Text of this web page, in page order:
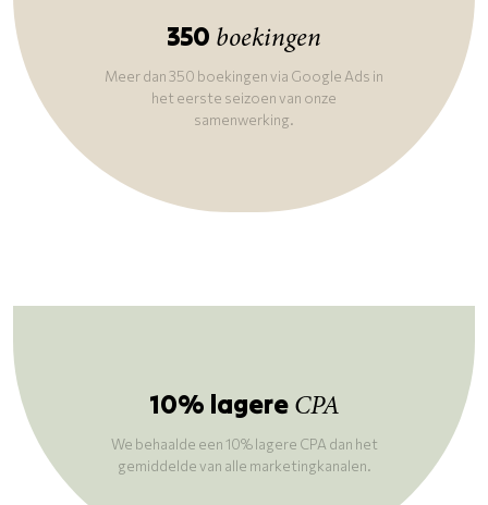
350 boekingen
Meer dan 350 boekingen via Google Ads in
het eerste seizoen van onze
samenwerking.
10% lagereCPA
We behaalde een 10% lagere CPA dan het
gemiddelde van alle marketingkanalen.